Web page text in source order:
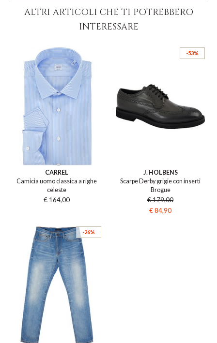
ALTRI ARTICOLI CHE TI POTREBBERO
INTERESSARE
CARREL
Camicia uomo classica a righe
celeste
€ 164,00
-53%
J. HOLBENS
Scarpe Derby grigie con inserti
Brogue
€ 179,00
€ 84,90
-26%